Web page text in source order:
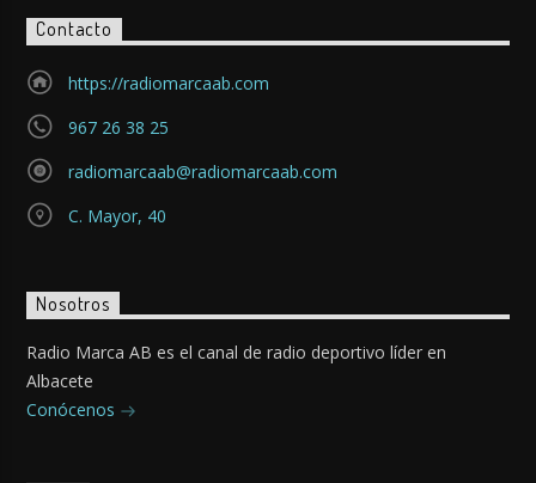
Contacto
https://radiomarcaab.com
967 26 38 25
radiomarcaab@radiomarcaab.com
C. Mayor, 40
Nosotros
Radio Marca AB es el canal de radio deportivo líder en
Albacete
Conócenos